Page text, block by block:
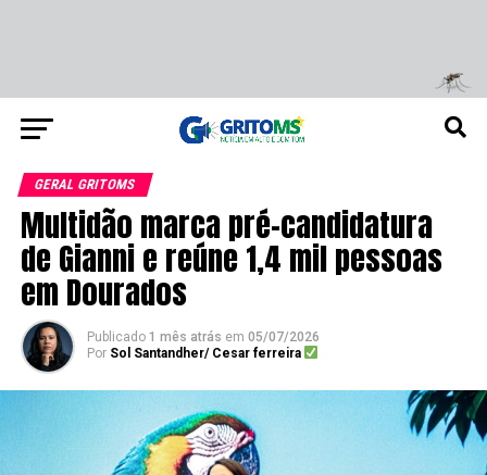
GERAL GRITOMS
Multidão marca pré-candidatura
de Gianni e reúne 1,4 mil pessoas
em Dourados
Publicado 1 mês atrás em 05/07/2026
Por Sol Santandher/ Cesar ferreira